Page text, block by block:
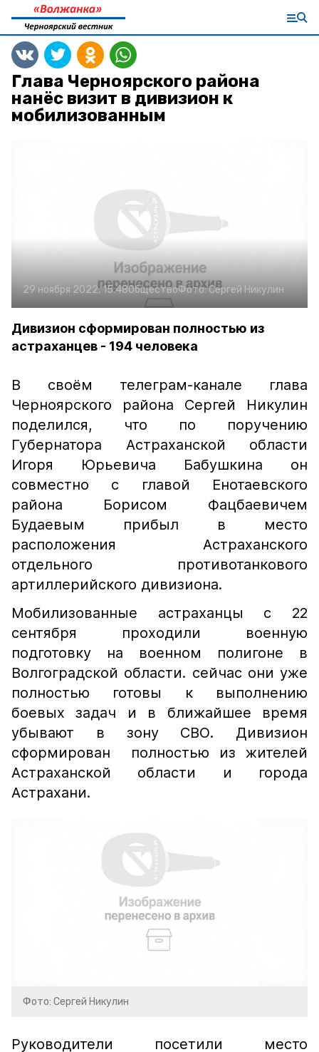
Глава Черноярского района
нанёс визит в дивизион к
мобилизованным
29 ноября 2022, 15:48ОбществоФото:Сергей Никулин
Дивизион сформирован полностью из
астраханцев - 194 человека
В своём телеграм-канале глава
Черноярского района Сергей Никулин
поделился, что по поручению
Губернатора Астраханской области
Игоря Юрьевича Бабушкина он
совместно с главой Енотаевского
района Борисом Фацбаевичем
Будаевым прибыл в место
расположения Астраханского
отдельного противотанкового
артиллерийского дивизиона.
Мобилизованные астраханцы с 22
сентября проходили военную
подготовку на военном полигоне в
Волгоградской области. сейчас они уже
полностью готовы к выполнению
боевых задач и в ближайшее время
убывают в зону СВО. Дивизион
сформирован полностью из жителей
Астраханской области и города
Астрахани.
Фото: Сергей Никулин
Руководители посетили место